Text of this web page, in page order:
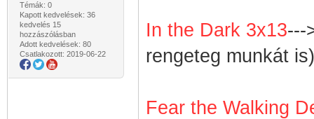
Témák: 0
Kapott kedvelések: 36
kedvelés 15
hozzászólásban
Adott kedvelések: 80
Csatlakozott: 2019-06-22
In the Dark 3x13---
rengeteg munkát is)
Fear the Walking